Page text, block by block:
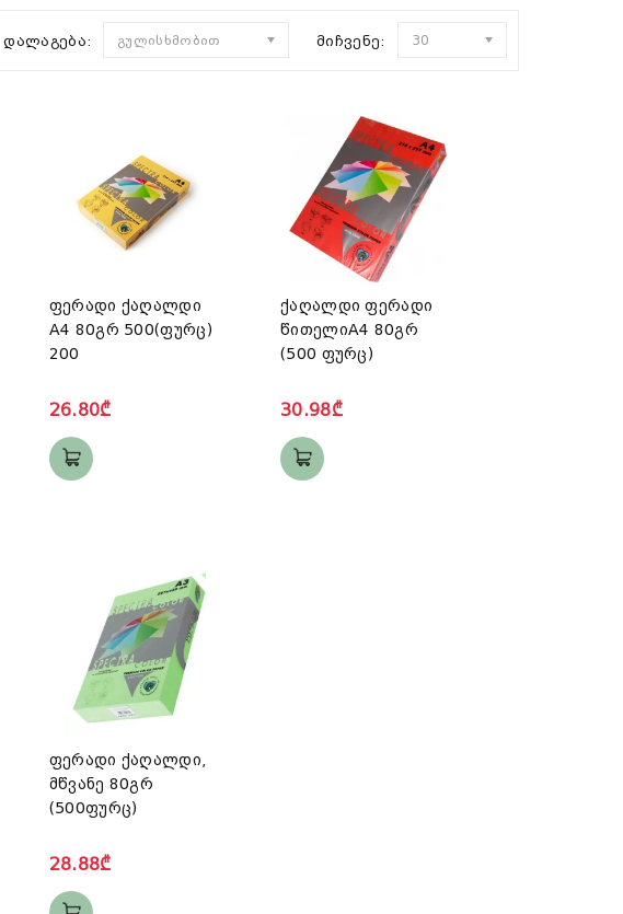
დალაგება: გულისხმობით მიჩვენე: 30
ფერადი ქაღალდი
A4 80გრ 500(ფურც)
200
26.80₾
ქაღალდი ფერადი
წითელიA4 80გრ
(500 ფურც)
30.98₾
ფერადი ქაღალდი,
მწვანე 80გრ
(500ფურც)
28.88₾